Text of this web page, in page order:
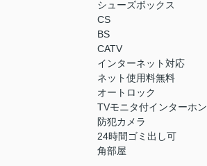
シューズボックス
CS
BS
CATV
インターネット対応
ネット使用料無料
オートロック
TVモニタ付インターホン
防犯カメラ
24時間ゴミ出し可
角部屋